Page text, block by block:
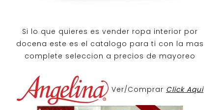
Si lo que quieres es vender ropa interior por
docena este es el catalogo para ti con la mas
complete seleccion a precios de mayoreo
Ver/Comprar Click Aqui